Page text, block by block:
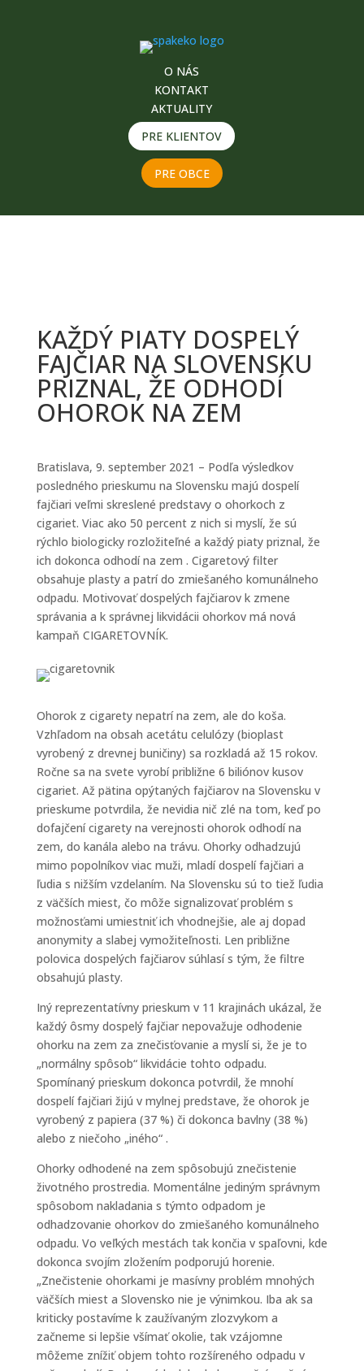
O NÁS
KONTAKT
AKTUALITY
PRE KLIENTOV
PRE OBCE
KAŽDÝ PIATY DOSPELÝ
FAJČIAR NA SLOVENSKU
PRIZNAL, ŽE ODHODÍ
OHOROK NA ZEM
Bratislava, 9. september 2021 – Podľa výsledkov
posledného prieskumu na Slovensku majú dospelí
fajčiari veľmi skreslené predstavy o ohorkoch z
cigariet. Viac ako 50 percent z nich si myslí, že sú
rýchlo biologicky rozložiteľné a každý piaty priznal, že
ich dokonca odhodí na zem . Cigaretový filter
obsahuje plasty a patrí do zmiešaného komunálneho
odpadu. Motivovať dospelých fajčiarov k zmene
správania a k správnej likvidácii ohorkov má nová
kampaň CIGARETOVNÍK.
Ohorok z cigarety nepatrí na zem, ale do koša.
Vzhľadom na obsah acetátu celulózy (bioplast
vyrobený z drevnej buničiny) sa rozkladá až 15 rokov.
Ročne sa na svete vyrobí približne 6 biliónov kusov
cigariet. Až pätina opýtaných fajčiarov na Slovensku v
prieskume potvrdila, že nevidia nič zlé na tom, keď po
dofajčení cigarety na verejnosti ohorok odhodí na
zem, do kanála alebo na trávu. Ohorky odhadzujú
mimo popolníkov viac muži, mladí dospelí fajčiari a
ľudia s nižším vzdelaním. Na Slovensku sú to tiež ľudia
z väčších miest, čo môže signalizovať problém s
možnosťami umiestniť ich vhodnejšie, ale aj dopad
anonymity a slabej vymožiteľnosti. Len približne
polovica dospelých fajčiarov súhlasí s tým, že filtre
obsahujú plasty.
Iný reprezentatívny prieskum v 11 krajinách ukázal, že
každý ôsmy dospelý fajčiar nepovažuje odhodenie
ohorku na zem za znečisťovanie a myslí si, že je to
„normálny spôsob“ likvidácie tohto odpadu.
Spomínaný prieskum dokonca potvrdil, že mnohí
dospelí fajčiari žijú v mylnej predstave, že ohorok je
vyrobený z papiera (37 %) či dokonca bavlny (38 %)
alebo z niečoho „iného“ .
Ohorky odhodené na zem spôsobujú znečistenie
životného prostredia. Momentálne jediným správnym
spôsobom nakladania s týmto odpadom je
odhadzovanie ohorkov do zmiešaného komunálneho
odpadu. Vo veľkých mestách tak končia v spaľovni, kde
dokonca svojím zložením podporujú horenie.
„Znečistenie ohorkami je masívny problém mnohých
väčších miest a Slovensko nie je výnimkou. Iba ak sa
kriticky postavíme k zaužívaným zlozvykom a
začneme si lepšie všímať okolie, tak vzájomne
môžeme znížiť objem tohto rozšíreného odpadu v